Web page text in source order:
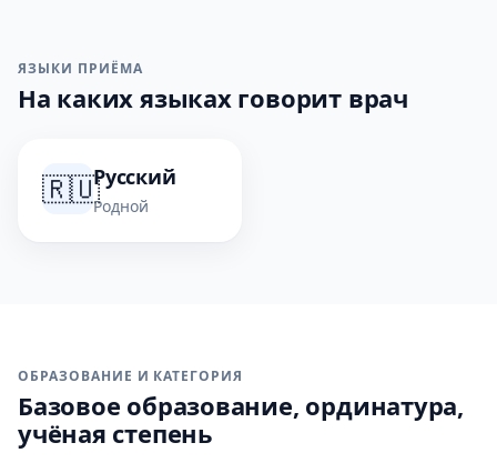
ЯЗЫКИ ПРИЁМА
На каких языках говорит врач
🇷🇺Русский
Родной
ОБРАЗОВАНИЕ И КАТЕГОРИЯ
Базовое образование, ординатура,
учёная степень